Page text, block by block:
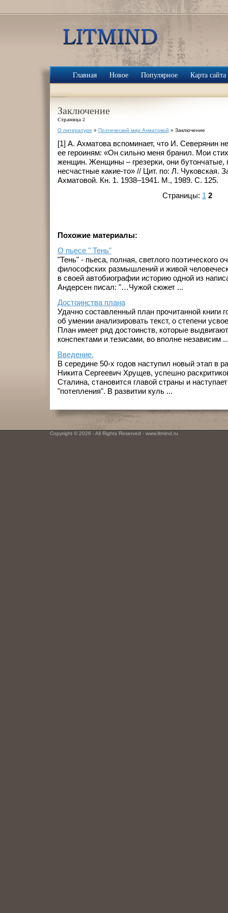
Главная Новое Популярное Карта сайта
Заключение
Страница 2
О литературе » Поэтический мир Ахматовой » Заключение
[1] А. Ахматова вспоминает, что И. Северянин
ее героиням: «Он сильно меня бранил. Мои
женщин. Женщины – грезерки, они
несчастные какие-то» // Цит. по: Л. Чуковская.
Ахматовой. Кн. 1. 1938–1941. М., 1989. С. 125.
Страницы: 1 2
Похожие материалы:
О пьесе " Тень"
"Тень" - пьеса, полная, светлого поэтического
философских размышлений и живой
в своей автобиографии историю одной из
Андерсен писал: "…Чужой сюжет ...
Достоинства плана
Удачно составленный план прочитанной книги
об умении анализировать текст, о степени
План имеет ряд достоинств, которые
конспектами и тезисами, во вполне независим
Введение.
В середине 50-х годов наступил новый этап в
Никита Сергеевич Хрущев, успешно
Сталина, становится главой страны и
"потепления". В развитии куль ...
Copyright © 2026 - All Rights Reserved - www.litmind.ru